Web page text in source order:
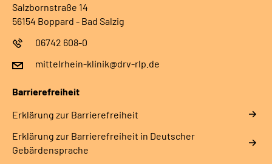
Salzbornstraße 14
56154 Boppard - Bad Salzig
06742 608-0
mittelrhein-klinik@drv-rlp.de
Barrierefreiheit
Erklärung zur Barrierefreiheit
Erklärung zur Barrierefreiheit in Deutscher
Gebärdensprache